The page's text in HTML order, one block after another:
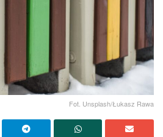
Fot. Unsplash/Łukasz Rawa